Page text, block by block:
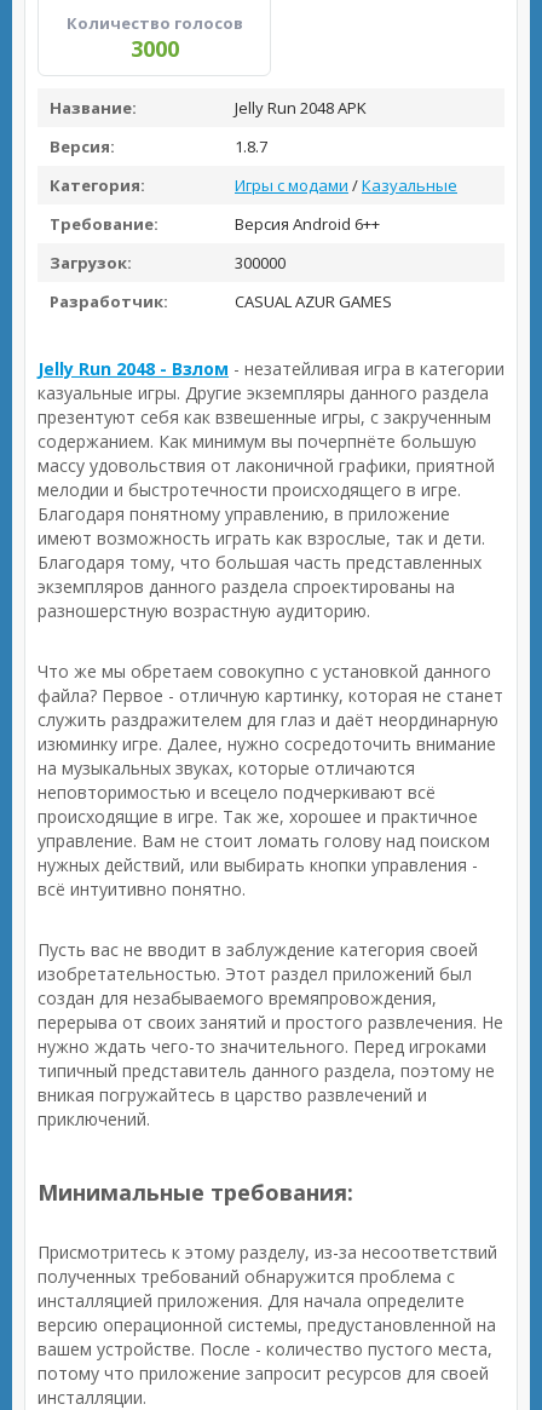
Количество голосов
3000
Название:
Jelly Run 2048 APK
Версия:
1.8.7
Категория:
Игры с модами /Казуальные
Требование:
Версия Android 6++
Загрузок:
300000
Разработчик:
CASUAL AZUR GAMES
Jelly Run 2048 - Взлом - незатейливая игра в категории
казуальные игры. Другие экземпляры данного раздела
презентуют себя как взвешенные игры, с закрученным
содержанием. Как минимум вы почерпнёте большую
массу удовольствия от лаконичной графики, приятной
мелодии и быстротечности происходящего в игре.
Благодаря понятному управлению, в приложение
имеют возможность играть как взрослые, так и дети.
Благодаря тому, что большая часть представленных
экземпляров данного раздела спроектированы на
разношерстную возрастную аудиторию.
Что же мы обретаем совокупно с установкой данного
файла? Первое - отличную картинку, которая не станет
служить раздражителем для глаз и даёт неординарную
изюминку игре. Далее, нужно сосредоточить внимание
на музыкальных звуках, которые отличаются
неповторимостью и всецело подчеркивают всё
происходящие в игре. Так же, хорошее и практичное
управление. Вам не стоит ломать голову над поиском
нужных действий, или выбирать кнопки управления -
всё интуитивно понятно.
Пусть вас не вводит в заблуждение категория своей
изобретательностью. Этот раздел приложений был
создан для незабываемого времяпровождения,
перерыва от своих занятий и простого развлечения. Не
нужно ждать чего-то значительного. Перед игроками
типичный представитель данного раздела, поэтому не
вникая погружайтесь в царство развлечений и
приключений.
Минимальные требования:
Присмотритесь к этому разделу, из-за несоответствий
полученных требований обнаружится проблема с
инсталляцией приложения. Для начала определите
версию операционной системы, предустановленной на
вашем устройстве. После - количество пустого места,
потому что приложение запросит ресурсов для своей
инсталляции.